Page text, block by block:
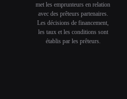
met les emprunteurs en relation
avec des prêteurs partenaires.
Les décisions de financement,
les taux et les conditions sont
établis par les prêteurs.